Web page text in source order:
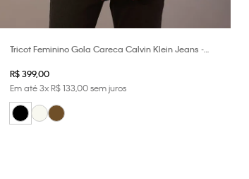
Tricot Feminino Gola Careca Calvin Klein Jeans -
R$ 399,00
Em até3xR$ 133,00sem juros